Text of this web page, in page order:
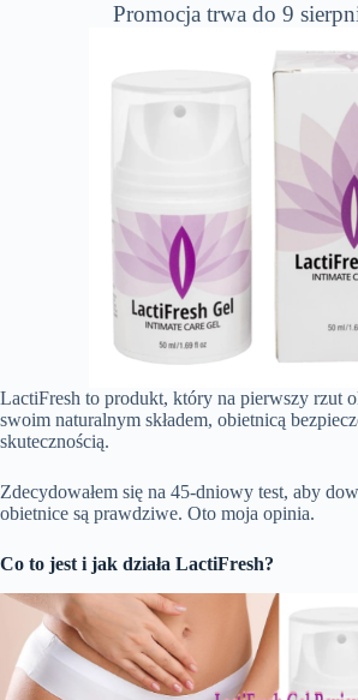
Promocja trwa do 9
LactiFresh to produkt, który na pierwszy rzut
swoim naturalnym składem, obietnicą
skutecznością.
Zdecydowałem się na 45-dniowy test, aby
obietnice są prawdziwe. Oto moja opinia.
Co to jest i jak działa LactiFresh?